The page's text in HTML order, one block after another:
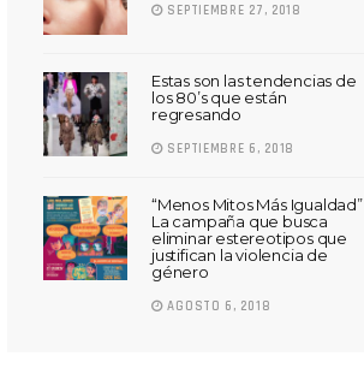
SEPTIEMBRE 27, 2018
Estas son las tendencias de
los 80’s que están
regresando
SEPTIEMBRE 6, 2018
“Menos Mitos Más Igualdad”
La campaña que busca
eliminar estereotipos que
justifican la violencia de
género
AGOSTO 6, 2018